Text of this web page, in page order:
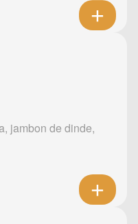
jambon de dinde,